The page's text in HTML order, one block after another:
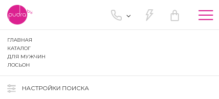
ГЛАВНАЯ
КАТАЛОГ
ДЛЯ МУЖЧИН
ЛОСЬОН
НАСТРОЙКИ ПОИСКА